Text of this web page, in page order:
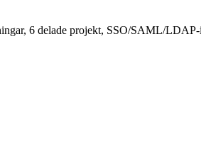
6 delade projekt, SSO/SAML/